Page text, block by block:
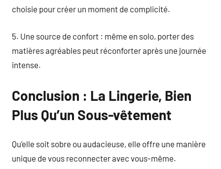
choisie pour créer un moment de complicité.
5. Une source de confort : même en solo, porter des
matières agréables peut réconforter après une journée
intense.
Conclusion : La Lingerie, Bien
Plus Qu’un Sous-vêtement
Qu’elle soit sobre ou audacieuse, elle offre une manière
unique de vous reconnecter avec vous-même.